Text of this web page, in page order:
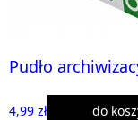
Pudło
4,99 zł do